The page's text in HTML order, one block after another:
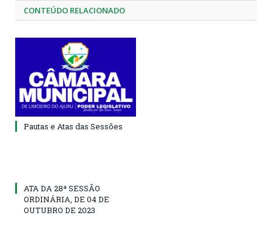
CONTEÚDO RELACIONADO
Pautas e Atas das Sessões
ATA DA 28ª SESSÃO
ORDINÁRIA, DE 04 DE
OUTUBRO DE 2023